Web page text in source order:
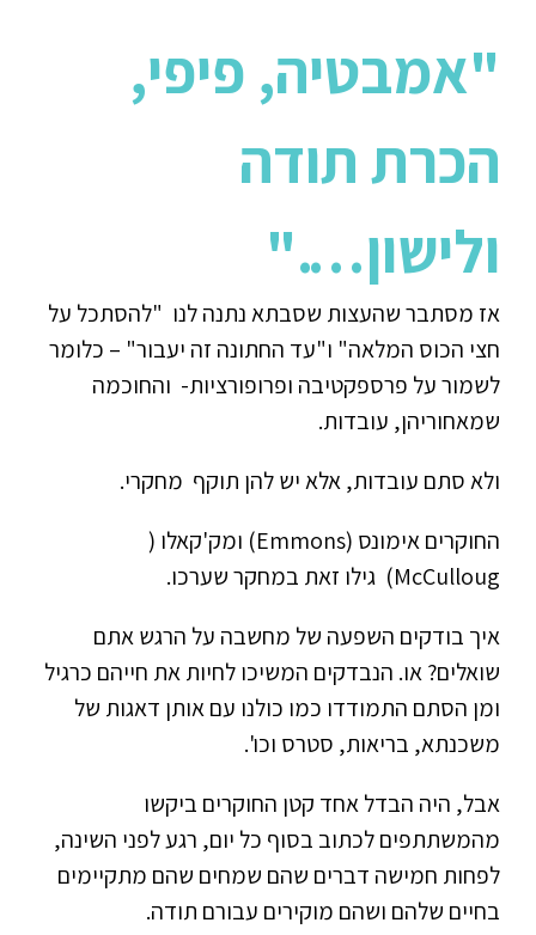
"אמבטיה, פיפי,
הכרת תודה
ולישון…."
אז מסתבר שהעצות שסבתא נתנה לנו "להסתכל על
חצי הכוס המלאה" ו"עד החתונה זה יעבור" – כלומר
לשמור על פרספקטיבה ופרופורציות- והחוכמה
שמאחוריהן, עובדות.
ולא סתם עובדות, אלא יש להן תוקף מחקרי.
החוקרים אימונס (Emmons) ומק'קאלו (
McCulloug) גילו זאת במחקר שערכו.
איך בודקים השפעה של מחשבה על הרגש אתם
שואלים? או. הנבדקים המשיכו לחיות את חייהם כרגיל
ומן הסתם התמודדו כמו כולנו עם אותן דאגות של
משכנתא, בריאות, סטרס וכו'.
אבל, היה הבדל אחד קטן החוקרים ביקשו
מהמשתתפים לכתוב בסוף כל יום, רגע לפני השינה,
לפחות חמישה דברים שהם שמחים שהם מתקיימים
בחיים שלהם ושהם מוקירים עבורם תודה.